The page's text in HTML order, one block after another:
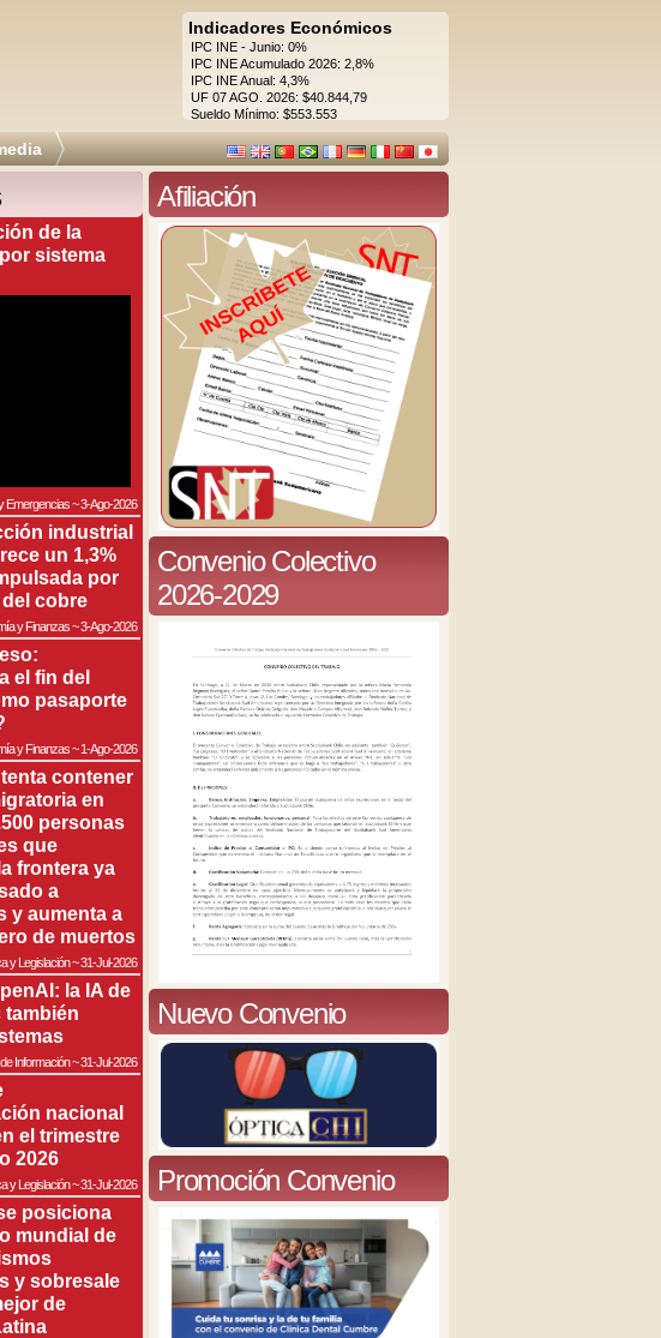
Indicadores Económicos
IPC INE - Junio: 0%
IPC INE Acumulado 2026: 2,8%
IPC INE Anual: 4,3%
UF 07 AGO. 2026: $40.844,79
Sueldo Mínimo: $553.553
de la
sistema
Emergencias~3-Ago-2026
industrial
un 1,3%
por
cobre
y Finanzas~3-Ago-2026
el fin del
pasaporte
y Finanzas~1-Ago-2026
contener
en
personas
que
frontera ya
a
y aumenta a
de muertos
y Legislación~31-Jul-2026
la IA de
Información~31-Jul-2026
nacional
el trimestre
2026
y Legislación~31-Jul-2026
posiciona
mundial de
y sobresale
de
Afiliación
Convenio Colectivo
2026-2029
Nuevo Convenio
Promoción Convenio